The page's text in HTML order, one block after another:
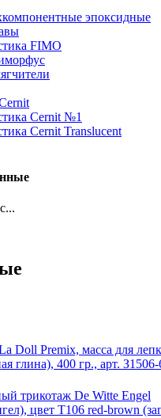
эпоксидные
FIMO
Cernit №1
Cernit Translucent
Doll Premix, масса для
глина), 400 гр., арт.